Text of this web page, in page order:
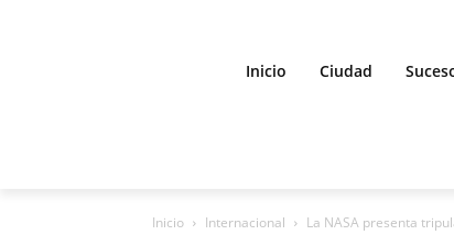
Inicio Ciudad
Inicio Internacional La NASA presenta